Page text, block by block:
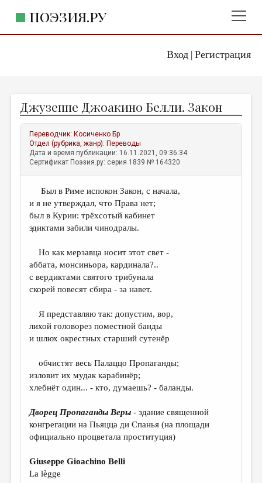
Вход| Регистрация
ПОЭЗИЯ.РУ
ЖАНРЫ
АВТОРЫ
КОММЕНТАРИИ
ЛИТСАЛОН
НОВОСТИ
ПРАВИЛА САЙТА
ИЗБРАННОЕ
ДАЙДЖЕСТ
ПЕРЕВОДЫ
КОНКУРСЫ
ДЕТСКАЯ КОМНАТА
КНИЖНАЯ ПОЛКА
СТРАНИЦЫ ПАМЯТИ
ОБЪЯВЛЕНИЯ
КОЛОНКА РЕДАКТОРА
Джузеппе Джоакино Белли. Закон
Переводчик: Косиченко Бр
Отдел (рубрика, жанр): Переводы
Дата и время публикации: 16.11.2021, 09:36:34
Сертификат Поэзия.ру: серия 1839 № 164320
Был в Риме испокон Закон, с начала,
и я не утверждал, что Права нет;
был в Курии: трёхсотый кабинет
эдиктами забили чинодралы.
Но как мерзавца носит этот свет -
аббата, монсиньора, кардинала?..
с вердиктами святого трибунала
скорей повесят сбира - за навет.
Я представляю так: допустим, вор,
лихой головорез поместной банды
и шлюх окрестных старший сутенёр
обчистят весь Палаццо Пропаганды;
изловит их мудак карабинёр;
хлебнёт один... - кто, думаешь? - баланды.
Дворец Пропаганды Веры - здание священной
конгрегации на Пьяцца ди Спанья (на площади
официально процветала проституция)
Giuseppe Gioachino Belli
La lègge